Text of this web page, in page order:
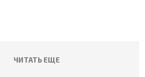
ЧИТАТЬ ЕЩЕ